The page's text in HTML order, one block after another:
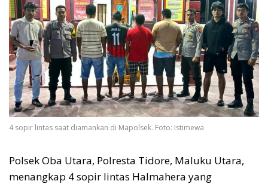
4 sopir lintas saat diamankan di Mapolsek. Foto: Istimewa
Polsek Oba Utara, Polresta Tidore, Maluku Utara,
menangkap 4 sopir lintas Halmahera yang